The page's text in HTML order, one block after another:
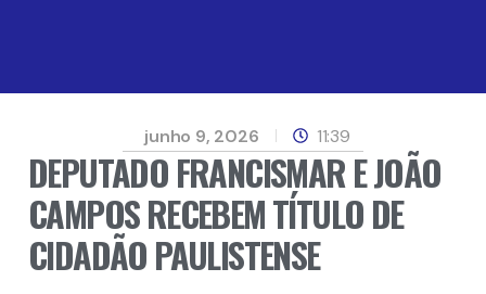
junho 9, 2026 11:39
DEPUTADO FRANCISMAR E JOÃO
CAMPOS RECEBEM TÍTULO DE
CIDADÃO PAULISTENSE